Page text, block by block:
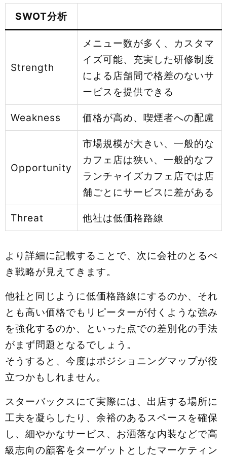
SWOT分析
Strength
メニュー数が多く、カスタマ
イズ可能、充実した研修制度
による店舗間で格差のないサ
ービスを提供できる
Weakness 価格が高め、喫煙者への配慮
Opportunity
市場規模が大きい、一般的な
カフェ店は狭い、一般的なフ
ランチャイズカフェ店では店
舗ごとにサービスに差がある
Threat 他社は低価格路線
より詳細に記載することで、次に会社のとるべ
き戦略が見えてきます。
他社と同じように低価格路線にするのか、それ
とも高い価格でもリピーターが付くような強み
を強化するのか、といった点での差別化の手法
がまず問題となるでしょう。
そうすると、今度はポジショニングマップが役
立つかもしれません。
スターバックスにて実際には、出店する場所に
工夫を凝らしたり、余裕のあるスペースを確保
し、細やかなサービス、お洒落な内装などで高
級志向の顧客をターゲットとしたマーケティン